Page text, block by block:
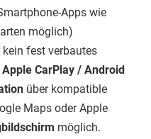
Apps wie
möglich)
fest verbautes
Apple CarPlay / Android
über kompatible
Maps oder Apple
möglich.